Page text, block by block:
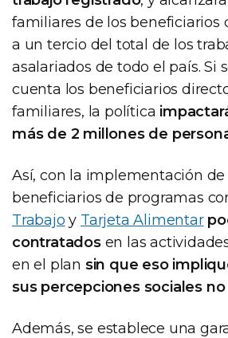
familiares de los beneficiarios
a un tercio del total de los
asalariados de todo el país. Si
cuenta los beneficiarios
familiares, la política
más de 2 millones de
Así, con la implementación
beneficiarios de programas
Trabajo y Tarjeta Alimentar
contratadosen las
en el plan sin que eso
sus percepciones sociales
Además, se establece una